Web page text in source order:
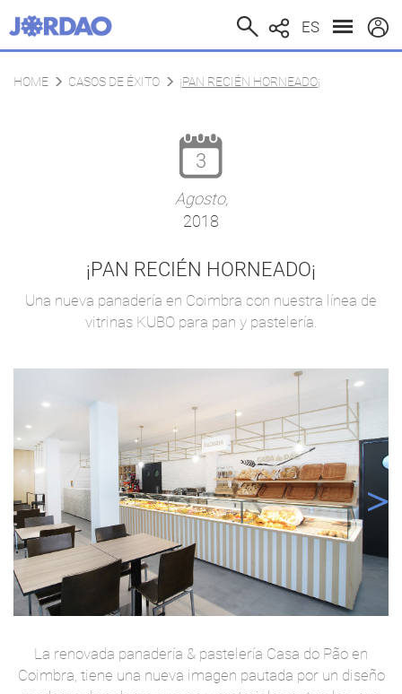
ES
HOME CASOS DE ÉXITO ¡PAN RECIÉN HORNEADO¡
3
Agosto,
2018
¡PAN RECIÉN HORNEADO¡
Una nueva panadería en Coimbra con nuestra línea de
vitrinas KUBO para pan y pastelería.
La renovada panadería & pastelería Casa do Pão en
Coimbra, tiene una nueva imagen pautada por un diseño